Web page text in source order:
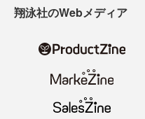
ニュース
イベント